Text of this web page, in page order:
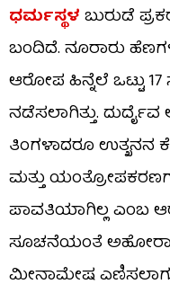
ಧರ್ಮಸ್ಥಳಬುರುಡೆ
ಬಂದಿದೆ. ನೂರಾರು
ಆರೋಪ ಹಿನ್ನೆಲೆ ಒಟ್ಟು
ನಡೆಸಲಾಗಿತ್ತು.
ತಿಂಗಳಾದರೂ ಉತ್ಖನನ
ಮತ್ತು
ಪಾವತಿಯಾಗಿಲ್ಲ ಎಂಬ
ಸೂಚನೆಯಂತೆ
ಮೀನಾಮೇಷ